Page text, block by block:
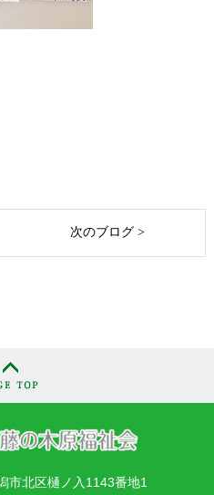
次のブログ >
市北区樋ノ入1143番地1